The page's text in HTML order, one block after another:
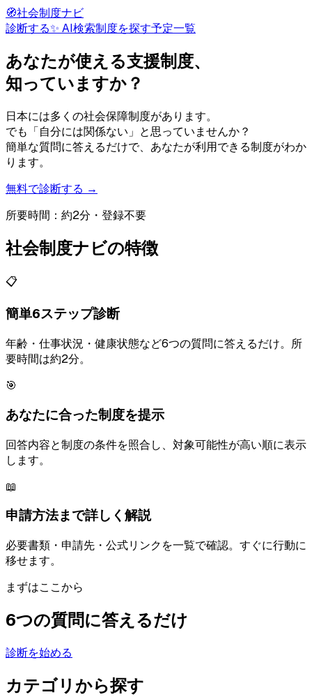
🧭社会制度ナビ
診断する✨ AI検索制度を探す予定一覧
あなたが使える支援制度、
知っていますか？
日本には多くの社会保障制度があります。
でも「自分には関係ない」と思っていませんか？
簡単な質問に答えるだけで、あなたが利用できる制度がわか
ります。
無料で診断する →
所要時間：約2分・登録不要
社会制度ナビの特徴
📋
簡単6ステップ診断
年齢・仕事状況・健康状態など6つの質問に答えるだけ。所
要時間は約2分。
🎯
あなたに合った制度を提示
回答内容と制度の条件を照合し、対象可能性が高い順に表示
します。
📖
申請方法まで詳しく解説
必要書類・申請先・公式リンクを一覧で確認。すぐに行動に
移せます。
まずはここから
6つの質問に答えるだけ
診断を始める
カテゴリから探す